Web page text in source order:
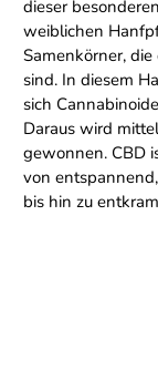
dieser
weiblichen
Samenkörner,
sind. In diesem
sich
Daraus wird
gewonnen. CBD
von
bis hin zu